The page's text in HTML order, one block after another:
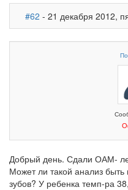
#62 - 21 декабря 2012,
Добрый день. Сдали ОАМ-
Может ли такой анализ
зубов? У ребенка темп-ра